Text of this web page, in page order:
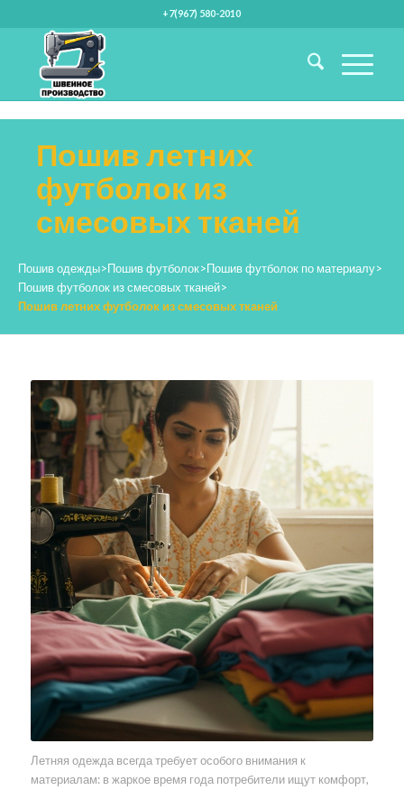
+7(967) 580-2010
Пошив летних
футболок из
смесовых тканей
Пошив одежды>Пошив футболок>Пошив футболок по материалу>
Пошив футболок из смесовых тканей>
Пошив летних футболок из смесовых тканей
Летняя одежда всегда требует особого внимания к
материалам: в жаркое время года потребители ищут комфорт,